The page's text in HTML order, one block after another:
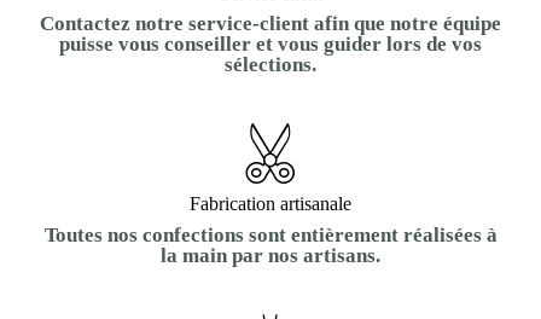
Contactez notre service-client afin que notre équipe
puisse vous conseiller et vous guider lors de vos
sélections.
Fabrication artisanale
Toutes nos confections sont entièrement réalisées à
la main par nos artisans.